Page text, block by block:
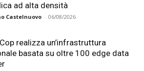
ad alta densità
Castelnuovo - 06/08/2026
realizza un’infrastruttura
basata su oltre 100 edge data